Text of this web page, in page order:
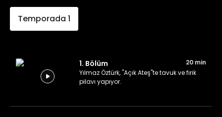
Temporada 1
1. Bölüm
20 min
Yılmaz Öztürk, "Açık Ateş"te tavuk ve firik
pilavı yapıyor.